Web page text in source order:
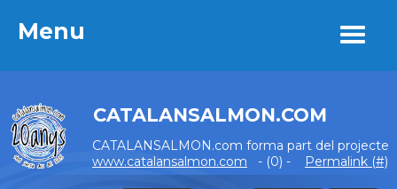
Menu
CATALANSALMON.COM
CATALANSALMON.com forma part del projecte
www.catalansalmon.com - (0) - Permalink (#)
Menu